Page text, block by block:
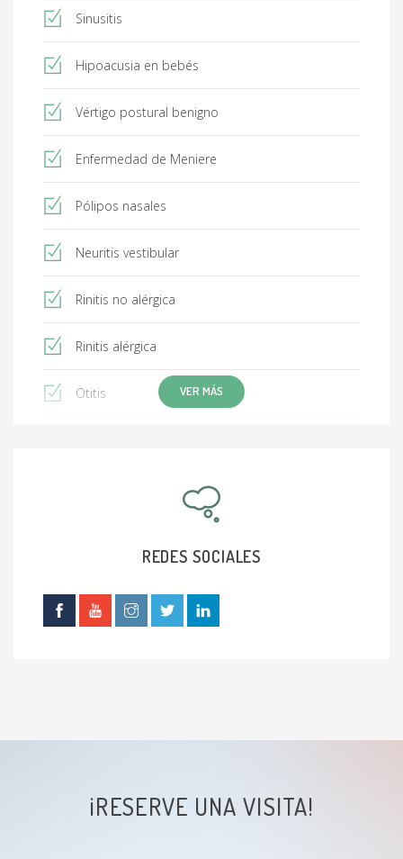
en el Instituto Mexicano de Otología y
Neurotología. Anales Médicos del Centro Médico
ABC, 2019. DOI: 10.35366/bc194c
Sinusitis
Hipoacusia en bebés
Vértigo postural benigno
Enfermedad de Meniere
Pólipos nasales
Neuritis vestibular
Rinitis no alérgica
Rinitis alérgica
Otitis VER MÁS
REDES SOCIALES
¡RESERVE UNA VISITA!